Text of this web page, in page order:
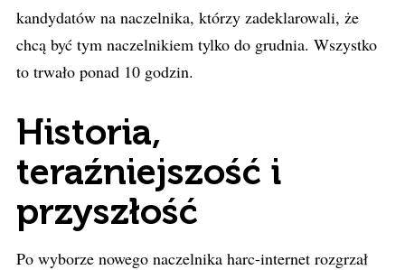
kandydatów na naczelnika, którzy zadeklarowali, że
chcą być tym naczelnikiem tylko do grudnia. Wszystko
to trwało ponad 10 godzin.
Historia,
teraźniejszość i
przyszłość
Po wyborze nowego naczelnika harc-internet rozgrzał